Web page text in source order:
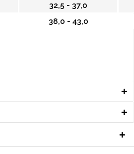
32,5 - 37,0
38,0 - 43,0